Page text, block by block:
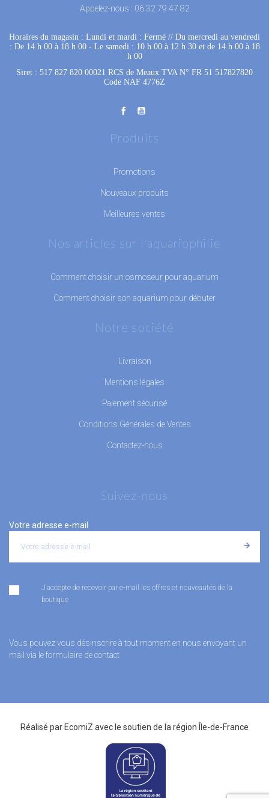
Appelez-nous : 06 32 79 47 82
Horaires du magasin : Lundi et mardi : Fermé // Du mercredi au vendredi
: De 14 h 00 à 18 h 00 - Le samedi : 10 h 00 à 12 h 30 et de 14 h 00 à 18
h 00
Siret : 517 827 820 00021 RCS de Meaux TVA N° FR 51 517827820
Code NAF 4776Z
Produits
Promotions
Nouveaux produits
Meilleures ventes
Nos articles sur l'aquariophilie
Comment choisir un osmoseur pour aquarium
Comment choisir son aquarium pour débuter
Notre société
Livraison
Mentions légales
Paiement sécurisé
Conditions Générales de Ventes
Contactez-nous
Suivez-nous
Votre adresse e-mail
J'accepte de recevoir par e-mail les offres et nouveautés de la
boutique
Vous pouvez vous désinscrire à tout moment en nous envoyant un
mail via le formulaire de contact
Réalisé par EcomiZ avec le soutien de la région Île-de-France